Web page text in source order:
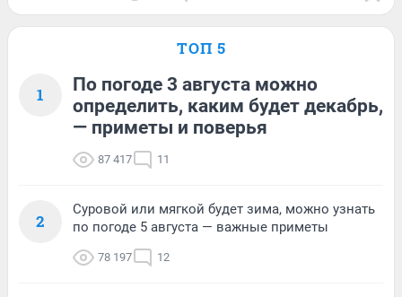
ТОП 5
1
По погоде 3 августа можно
определить, каким будет декабрь,
— приметы и поверья
87 417 11
2
Суровой или мягкой будет зима, можно узнать
по погоде 5 августа — важные приметы
78 197 12